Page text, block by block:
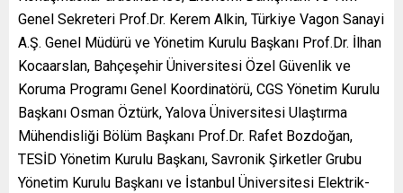
Genel Sekreteri Prof.Dr. Kerem Alkin, Türkiye Vagon Sanayi
A.Ş. Genel Müdürü ve Yönetim Kurulu Başkanı Prof.Dr. İlhan
Kocaarslan, Bahçeşehir Üniversitesi Özel Güvenlik ve
Koruma Programı Genel Koordinatörü, CGS Yönetim Kurulu
Başkanı Osman Öztürk, Yalova Üniversitesi Ulaştırma
Mühendisliği Bölüm Başkanı Prof.Dr. Rafet Bozdoğan,
TESİD Yönetim Kurulu Başkanı, Savronik Şirketler Grubu
Yönetim Kurulu Başkanı ve İstanbul Üniversitesi Elektrik-